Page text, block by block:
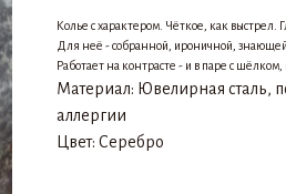
Колье с характером. Чёткое, как выстрел.
Для неё - собранной, ироничной, знающей,
Работает на контрасте - и в паре с
Материал: Ювелирная сталь,
аллергии
Цвет: Серебро